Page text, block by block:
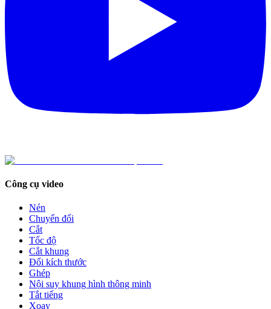
Công cụ video
Nén
Chuyển đổi
Cắt
Tốc độ
Cắt khung
Đổi kích thước
Ghép
Nội suy khung hình thông minh
Tắt tiếng
Xoay